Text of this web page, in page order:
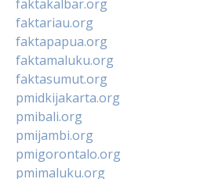
faktakalbar.org
faktariau.org
faktapapua.org
faktamaluku.org
faktasumut.org
pmidkijakarta.org
pmibali.org
pmijambi.org
pmigorontalo.org
pmimaluku.org